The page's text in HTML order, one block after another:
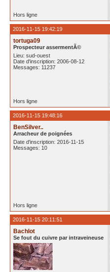
Hors ligne
2016-11-15 19:42:19
tortuga09
Prospecteur assermentÃ©
Lieu: sud-ouest
Date d'inscription: 2006-08-12
Messages: 11237
Hors ligne
2016-11-15 19:48:16
BenSilver..
Arracheur de poignées
Date d'inscription: 2016-11-15
Messages: 10
Hors ligne
2016-11-15 20:11:51
Bachlot
Se fout du cuivre par intraveineuse